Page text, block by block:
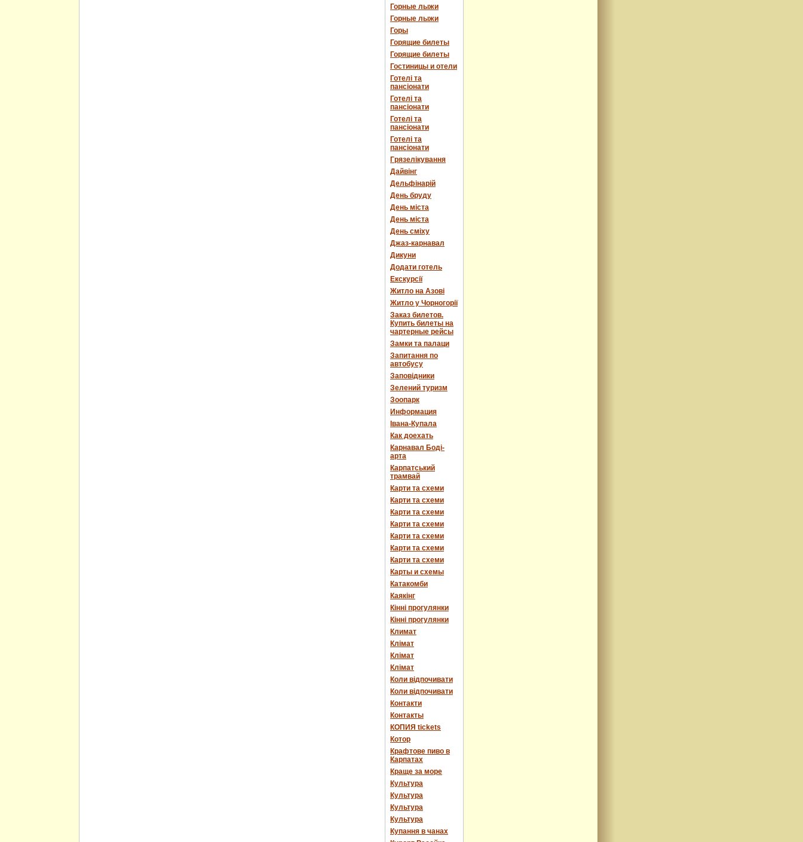
Горные лыжи
Горные лыжи
Горы
Горящие билеты
Горящие билеты
Гостиницы и отели
Готелі та
пансіонати
Готелі та
пансіонати
Готелі та
пансіонати
Готелі та
пансіонати
Грязелікування
Дайвінг
Дельфінарій
День бруду
День міста
День міста
День сміху
Джаз-карнавал
Дикуни
Додати готель
Екскурсії
Житло на Азові
Житло у Чорногорії
Заказ билетов.
Купить билеты на
чартерные рейсы
Замки та палаци
Запитання по
автобусу
Заповідники
Зелений туризм
Зоопарк
Информация
Івана-Купала
Как доехать
Карнавал Боді-
арта
Карпатський
трамвай
Карти та схеми
Карти та схеми
Карти та схеми
Карти та схеми
Карти та схеми
Карти та схеми
Карти та схеми
Карты и схемы
Катакомби
Каякінг
Кінні прогулянки
Кінні прогулянки
Климат
Клімат
Клімат
Клімат
Коли відпочивати
Коли відпочивати
Контакти
Контакты
КОПИЯ tickets
Котор
Крафтове пиво в
Карпатах
Краще за море
Культура
Культура
Культура
Культура
Купання в чанах